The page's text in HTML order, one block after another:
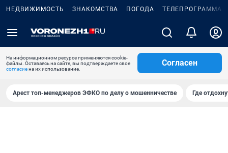
НЕДВИЖИМОСТЬ ЗНАКОМСТВА ПОГОДА ТЕЛЕПРОГРАММА
На информационном ресурсе применяются cookie-
файлы. Оставаясь на сайте, вы подтверждаете свое
согласиена их использование.
Согласен
Арест топ-менеджеров ЭФКО по делу о мошенничестве Где